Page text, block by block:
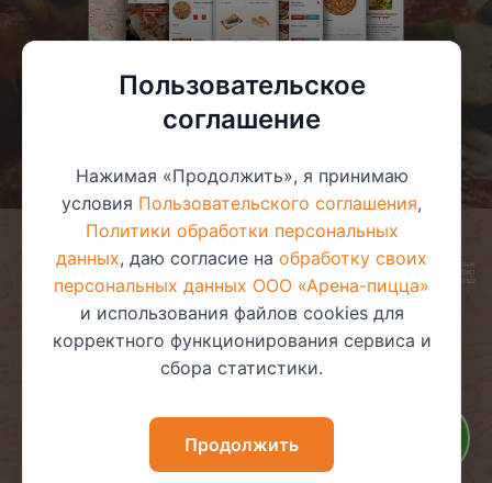
© 2025 ООО «Арена-пицца»
УНП 391272611
Магазин зарегистрирован в торговом реестре 08.05.2017 №381622
Политика видеонаблюдения
Политика в отношении
обработки файлов cookie
Пользовательское
соглашение
Нажимая «Продолжить», я принимаю
условия Пользовательского соглашения,
Политики обработки персональных
данных, даю согласие на обработку своих
персональных данных ООО «Арена-пицца»
и использования файлов cookies для
корректного функционирования сервиса и
сбора статистики.
Продолжить